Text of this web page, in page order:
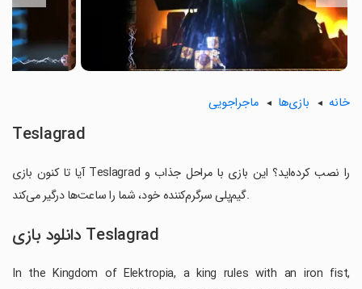
خانه بازی‌ها ماجراجویی
Teslagrad
آیا تا کنون بازی Teslagrad را نصب کرده‌اید؟ این بازی با مراحل جذاب و
گیم‌پلی سرگرم‌کننده خود، شما را ساعت‌ها درگیر می‌کند.
دانلود بازی Teslagrad
In the Kingdom of Elektropia, a king rules with an iron fist,